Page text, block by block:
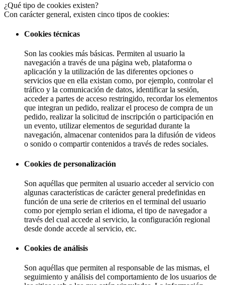
¿Qué tipo de cookies existen?
Con carácter general, existen cinco tipos de cookies:
Cookies técnicas
Son las cookies más básicas. Permiten al usuario la
navegación a través de una página web, plataforma o
aplicación y la utilización de las diferentes opciones o
servicios que en ella existan como, por ejemplo, controlar el
tráfico y la comunicación de datos, identificar la sesión,
acceder a partes de acceso restringido, recordar los elementos
que integran un pedido, realizar el proceso de compra de un
pedido, realizar la solicitud de inscripción o participación en
un evento, utilizar elementos de seguridad durante la
navegación, almacenar contenidos para la difusión de videos
o sonido o compartir contenidos a través de redes sociales.
Cookies de personalización
Son aquéllas que permiten al usuario acceder al servicio con
algunas características de carácter general predefinidas en
función de una serie de criterios en el terminal del usuario
como por ejemplo serian el idioma, el tipo de navegador a
través del cual accede al servicio, la configuración regional
desde donde accede al servicio, etc.
Cookies de análisis
Son aquéllas que permiten al responsable de las mismas, el
seguimiento y análisis del comportamiento de los usuarios de